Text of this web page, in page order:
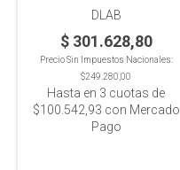
DLAB
$ 301.628,80
Precio Sin Impuestos Nacionales:
$249.280,00
Hasta en 3 cuotas de
$100.542,93 con Mercado
Pago